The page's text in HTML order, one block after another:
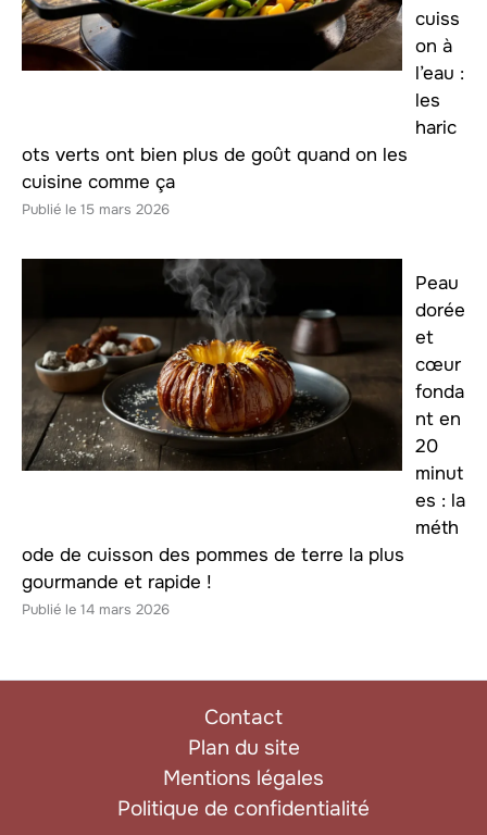
cuiss
on à
l’eau :
les
haric
ots verts ont bien plus de goût quand on les
cuisine comme ça
15 mars 2026
Peau
dorée
et
cœur
fonda
nt en
20
minut
es : la
méth
ode de cuisson des pommes de terre la plus
gourmande et rapide !
14 mars 2026
Contact
Plan du site
Mentions légales
Politique de confidentialité